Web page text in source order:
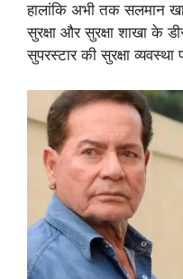
हालांकि अभी तक सलमान
सुरक्षा और सुरक्षा शाखा के
सुपरस्टार की सुरक्षा